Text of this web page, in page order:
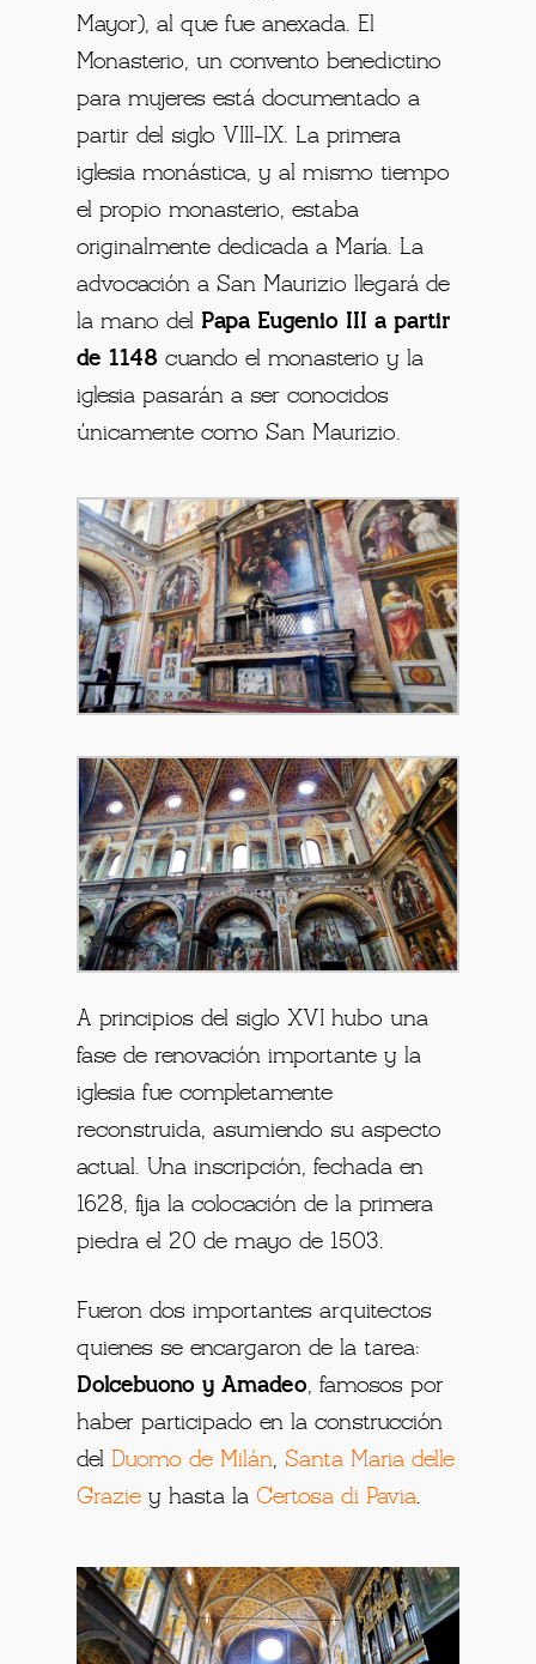
Mayor), al que fue anexada. El
Monasterio, un convento benedictino
para mujeres está documentado a
partir del siglo VIII-IX. La primera
iglesia monástica, y al mismo tiempo
el propio monasterio, estaba
originalmente dedicada a María. La
advocación a San Maurizio llegará de
la mano del Papa Eugenio III a partir
de 1148 cuando el monasterio y la
iglesia pasarán a ser conocidos
únicamente como San Maurizio.
A principios del siglo XVI hubo una
fase de renovación importante y la
iglesia fue completamente
reconstruida, asumiendo su aspecto
actual. Una inscripción, fechada en
1628, fija la colocación de la primera
piedra el 20 de mayo de 1503.
Fueron dos importantes arquitectos
quienes se encargaron de la tarea:
Dolcebuono y Amadeo, famosos por
haber participado en la construcción
del Duomo de Milán,Santa Maria delle
Grazie y hasta laCertosa di Pavia.